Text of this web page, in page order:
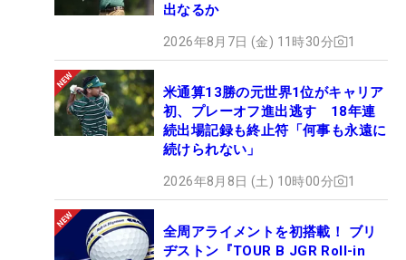
出なるか
2026年8月7日 (金) 11時30分 1
米通算13勝の元世界1位がキャリア
初、プレーオフ進出逃す 18年連
続出場記録も終止符「何事も永遠に
続けられない」
2026年8月8日 (土) 10時00分 1
全周アライメントを初搭載！ ブリ
ヂストン『TOUR B JGR Roll-in